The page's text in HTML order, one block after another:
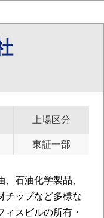
上場区分
東証一部
石油化学製品、
チップなど多様な
スビルの所有・